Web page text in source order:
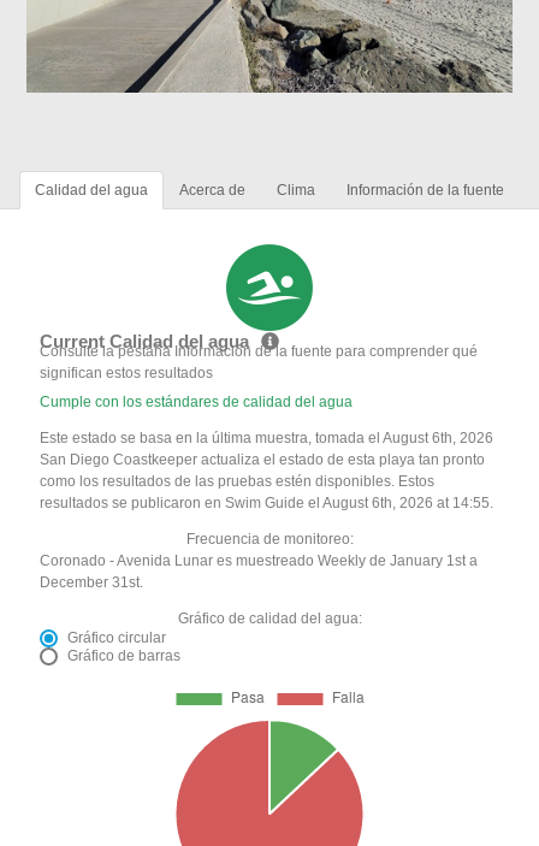
Calidad del agua Acerca de Clima Información de la fuente
Current Calidad del agua
Consulte la pestaña Información de la fuente para comprender qué
significan estos resultados
Cumple con los estándares de calidad del agua
Este estado se basa en la última muestra, tomada el August 6th, 2026
San Diego Coastkeeper actualiza el estado de esta playa tan pronto
como los resultados de las pruebas estén disponibles. Estos
resultados se publicaron en Swim Guide el August 6th, 2026 at 14:55.
Frecuencia de monitoreo:
Coronado - Avenida Lunar es muestreado Weekly de January 1st a
December 31st.
Gráfico de calidad del agua:
Gráfico circular
Gráfico de barras